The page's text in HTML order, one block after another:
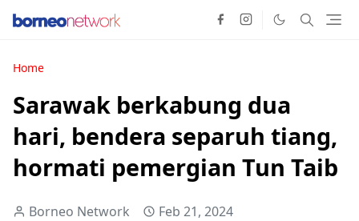
Home
Sarawak berkabung dua
hari, bendera separuh tiang,
hormati pemergian Tun Taib
Borneo Network Feb 21, 2024